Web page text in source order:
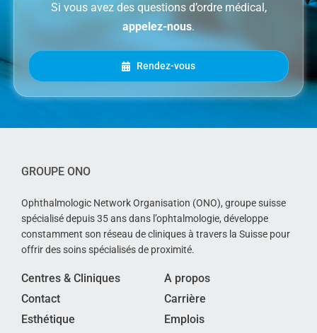
Si vous avez des questions d’ordre médical,
appelez-nous.
Rendez-vous
GROUPE ONO
Ophthalmologic Network Organisation (ONO), groupe suisse
spécialisé depuis 35 ans dans l’ophtalmologie, développe
constamment son réseau de cliniques à travers la Suisse pour
offrir des soins spécialisés de proximité.
Centres & Cliniques
Contact
Esthétique
A propos
Carrière
Emplois